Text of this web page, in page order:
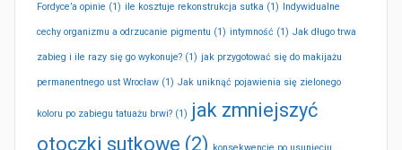
Fordyce’a opinie (1) ile kosztuje rekonstrukcja sutka (1) Indywidualne
cechy organizmu a odrzucanie pigmentu (1) intymność (1) Jak długo trwa
zabieg i ile razy się go wykonuje? (1) jak przygotować się do makijażu
permanentnego ust Wrocław (1) Jak uniknąć pojawienia się zielonego
koloru po zabiegu tatuażu brwi? (1) jak zmniejszyć
otoczki sutkowe (2)